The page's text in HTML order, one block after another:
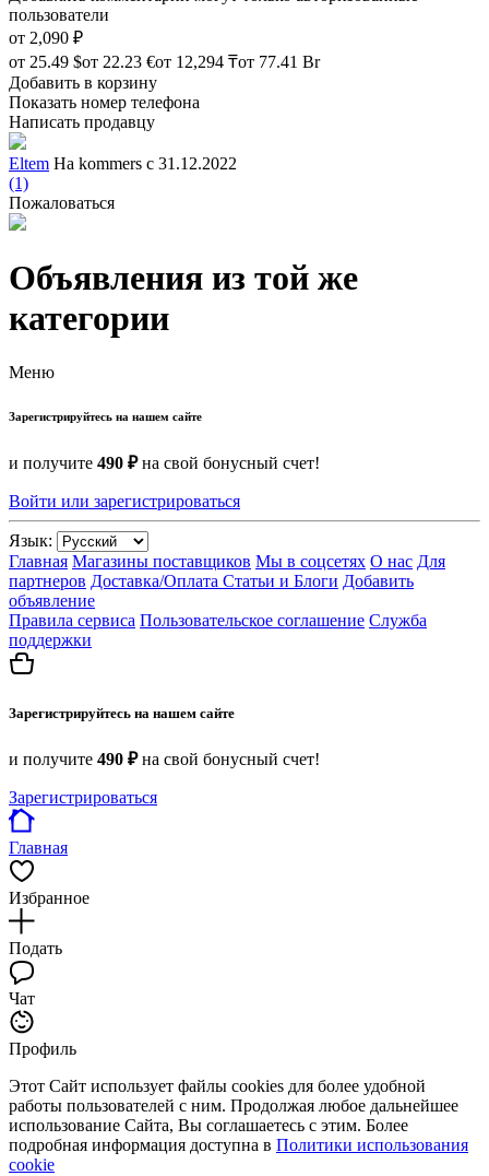
пользователи
от 2,090 ₽
от 25.49 $от 22.23 €от 12,294 ₸от 77.41 Br
Добавить в корзину
Показать номер телефона
Написать продавцу
Eltem На kommers с 31.12.2022
(1)
Пожаловаться
Объявления из той же
категории
Меню
Зарегистрируйтесь на нашем сайте
и получите 490 ₽на свой бонусный счет!
Войти или зарегистрироваться
Язык:
Главная Магазины поставщиков Мы в соцсетях О нас Для
партнеров Доставка/Оплата Статьи и Блоги Добавить
объявление
Правила сервиса Пользовательское соглашение Служба
поддержки
Зарегистрируйтесь на нашем сайте
и получите 490 ₽на свой бонусный счет!
Зарегистрироваться
Главная
Избранное
Подать
Чат
Профиль
Этот Сайт использует файлы cookies для более удобной
работы пользователей с ним. Продолжая любое дальнейшее
использование Сайта, Вы соглашаетесь с этим. Более
подробная информация доступна в Политики использования
cookie